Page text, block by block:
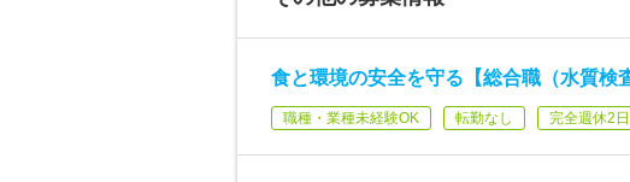
食と環境の安全を守る【総合職（水質検
職種・業種未経験OK 転勤なし 完全週休2日